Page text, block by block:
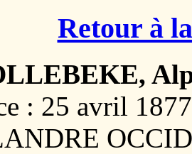
Retour à
: 25 avril